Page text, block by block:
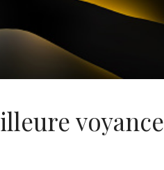
voyance